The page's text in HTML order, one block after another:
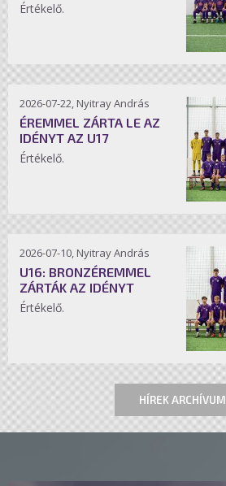
Értékelő.
2026-07-22, Nyitray András
ÉREMMEL ZÁRTA LE AZ
IDÉNYT AZ U17
Értékelő.
2026-07-10, Nyitray András
U16: BRONZÉREMMEL
ZÁRTÁK AZ IDÉNYT
Értékelő.
HÍREK ARCHÍVUM